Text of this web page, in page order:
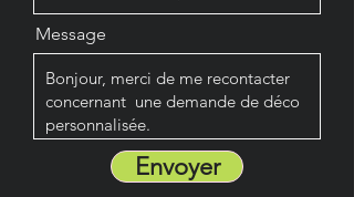
Message
Envoyer